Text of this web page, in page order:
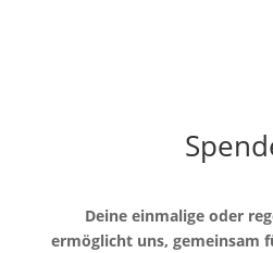
Deine einmalige oder
ermöglicht uns, gemeinsam